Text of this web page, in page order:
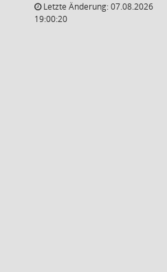
Letzte Änderung: 07.08.2026
19:00:20